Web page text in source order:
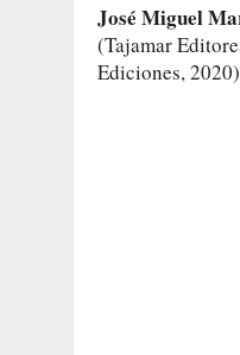
José Miguel
(Tajamar
Ediciones,